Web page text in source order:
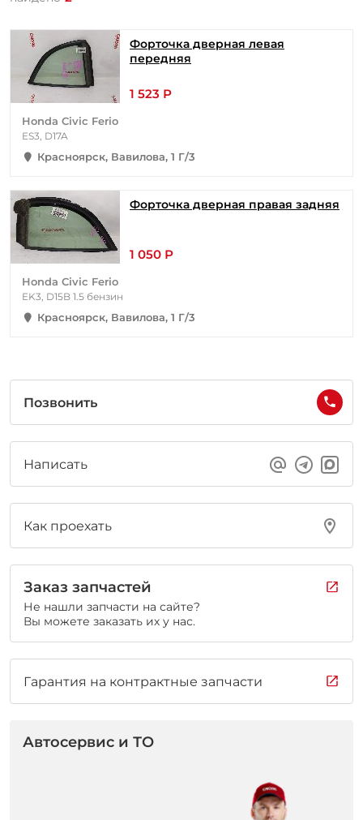
Форточка дверная левая
передняя
1 523 Р
Honda Civic Ferio
ES3, D17A
Красноярск, Вавилова, 1 Г/3
Форточка дверная правая задняя
1 050 Р
Honda Civic Ferio
EK3, D15B 1.5 бензин
Красноярск, Вавилова, 1 Г/3
Позвонить
Написать
Как проехать
Заказ запчастей
Не нашли запчасти на сайте?
Вы можете заказать их у нас.
Гарантия на контрактные запчасти
Автосервис и ТО